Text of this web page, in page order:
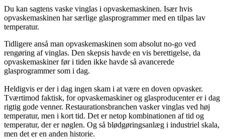
Du kan sagtens vaske vinglas i opvaskemaskinen. Især hvis
opvaskemaskinen har særlige glasprogrammer med en tilpas lav
temperatur.
Tidligere anså man opvaskemaskinen som absolut no-go ved
rengøring af vinglas. Den skepsis havde en vis berettigelse, da
opvaskemaskiner før i tiden ikke havde så avancerede
glasprogrammer som i dag.
Heldigvis er der i dag ingen skam i at være en doven opvasker.
Tværtimod faktisk, for opvaskemaskiner og glasproducenter er i dag
rigtig gode venner. Restaurationsbranchen vasker vinglas ved høj
temperatur, men i kort tid. Det er netop kombinationen af tid og
temperatur, der er nøglen. Og så blødgøringsanlæg i industriel skala,
men det er en anden historie.